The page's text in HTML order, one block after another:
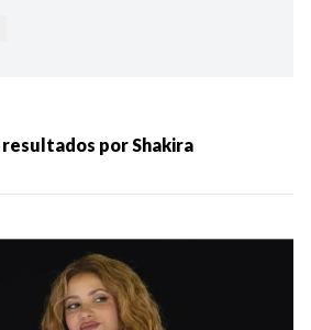
MÁS RECIENTES
MENOS RECIENTES
resultados porShakira